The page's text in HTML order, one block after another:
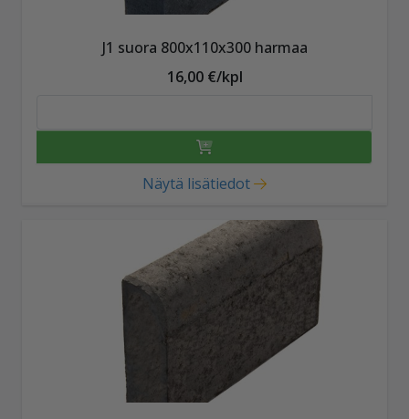
J1 suora 800x110x300 harmaa
16,00 €/kpl
Näytä lisätiedot